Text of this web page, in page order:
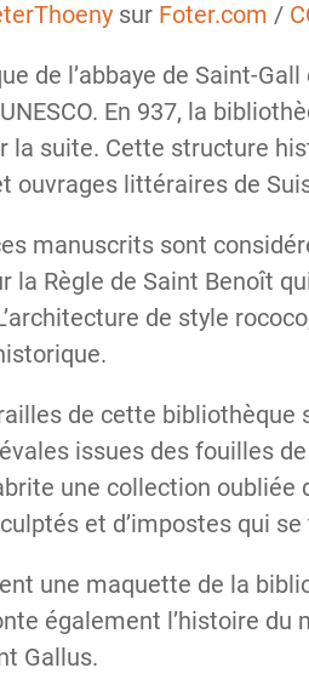
sur Foter.com /
de l’abbaye de Saint-
En 937, la
la suite. Cette structure
ouvrages littéraires de
manuscrits sont
la Règle de Saint Benoît
de style
de cette
issues des fouilles
une collection oubliée
et d’impostes qui se
une maquette de la
également l’histoire du
Gallus.